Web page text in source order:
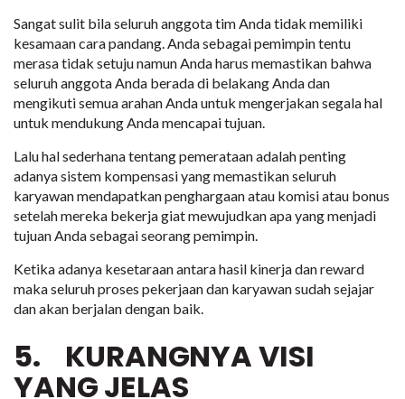
Sangat sulit bila seluruh anggota tim Anda tidak memiliki
kesamaan cara pandang. Anda sebagai pemimpin tentu
merasa tidak setuju namun Anda harus memastikan bahwa
seluruh anggota Anda berada di belakang Anda dan
mengikuti semua arahan Anda untuk mengerjakan segala hal
untuk mendukung Anda mencapai tujuan.
Lalu hal sederhana tentang pemerataan adalah penting
adanya sistem kompensasi yang memastikan seluruh
karyawan mendapatkan penghargaan atau komisi atau bonus
setelah mereka bekerja giat mewujudkan apa yang menjadi
tujuan Anda sebagai seorang pemimpin.
Ketika adanya kesetaraan antara hasil kinerja dan reward
maka seluruh proses pekerjaan dan karyawan sudah sejajar
dan akan berjalan dengan baik.
5. KURANGNYA VISI
YANG JELAS